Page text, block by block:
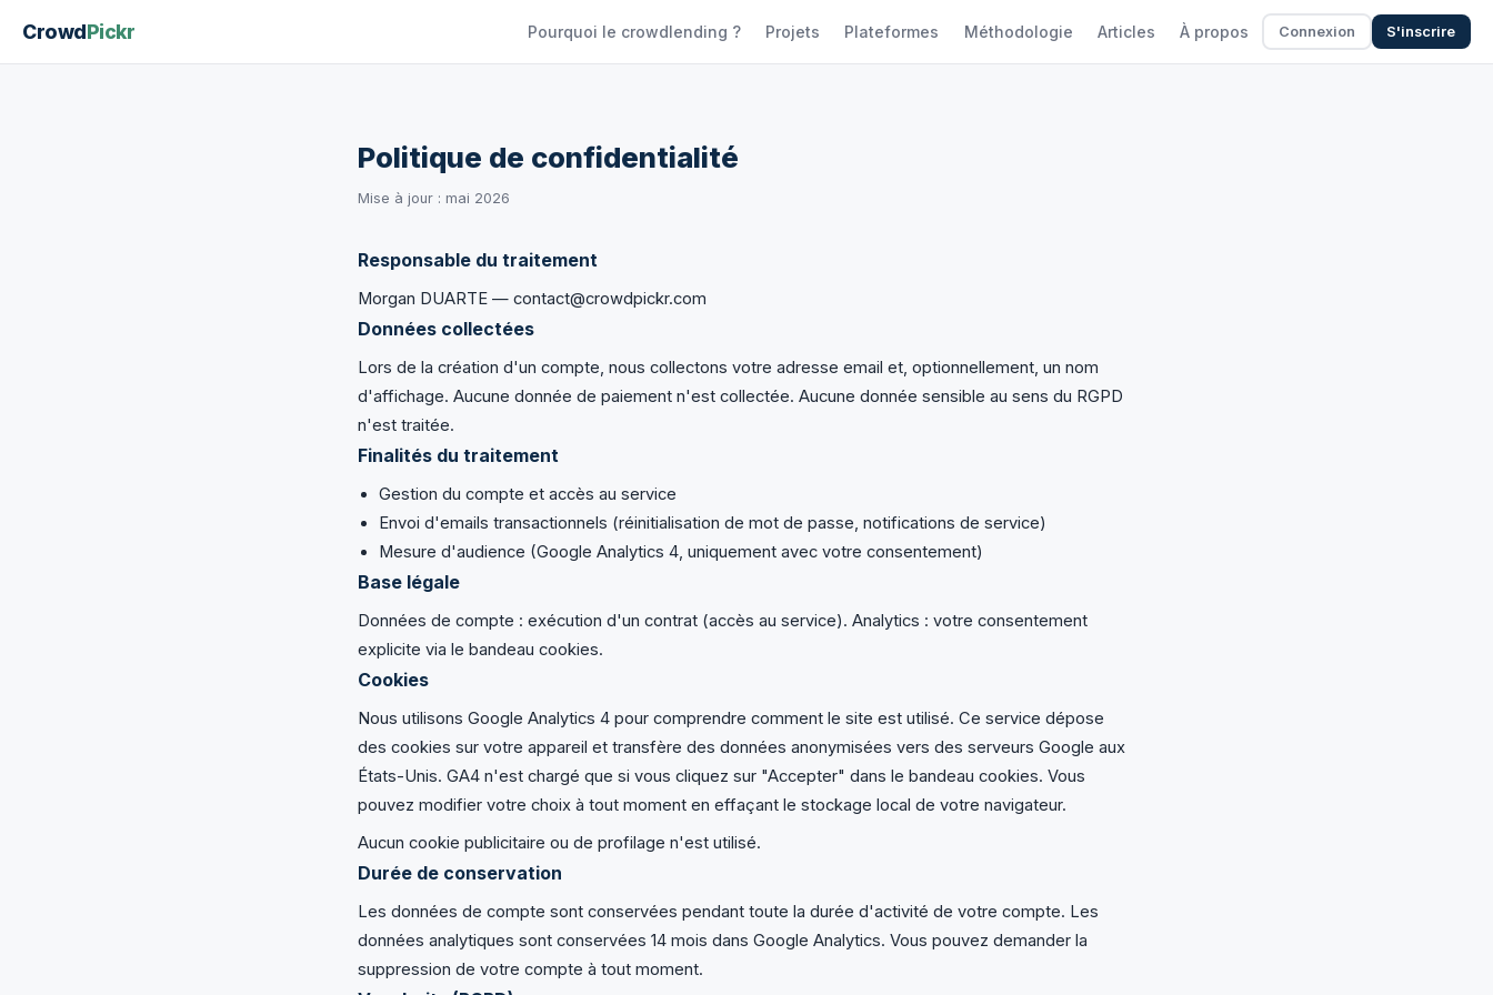
CrowdPickr Pourquoi le crowdlending ? Projets Plateformes Méthodologie Articles À propos Connexion S'inscrire
Politique de confidentialité
Mise à jour : mai 2026
Responsable du traitement
Morgan DUARTE — contact@crowdpickr.com
Données collectées
Lors de la création d'un compte, nous collectons votre adresse email et, optionnellement, un nom
d'affichage. Aucune donnée de paiement n'est collectée. Aucune donnée sensible au sens du RGPD
n'est traitée.
Finalités du traitement
Gestion du compte et accès au service
Envoi d'emails transactionnels (réinitialisation de mot de passe, notifications de service)
Mesure d'audience (Google Analytics 4, uniquement avec votre consentement)
Base légale
Données de compte : exécution d'un contrat (accès au service). Analytics : votre consentement
explicite via le bandeau cookies.
Cookies
Nous utilisons Google Analytics 4 pour comprendre comment le site est utilisé. Ce service dépose
des cookies sur votre appareil et transfère des données anonymisées vers des serveurs Google aux
États-Unis. GA4 n'est chargé que si vous cliquez sur "Accepter" dans le bandeau cookies. Vous
pouvez modifier votre choix à tout moment en effaçant le stockage local de votre navigateur.
Aucun cookie publicitaire ou de profilage n'est utilisé.
Durée de conservation
Les données de compte sont conservées pendant toute la durée d'activité de votre compte. Les
données analytiques sont conservées 14 mois dans Google Analytics. Vous pouvez demander la
suppression de votre compte à tout moment.